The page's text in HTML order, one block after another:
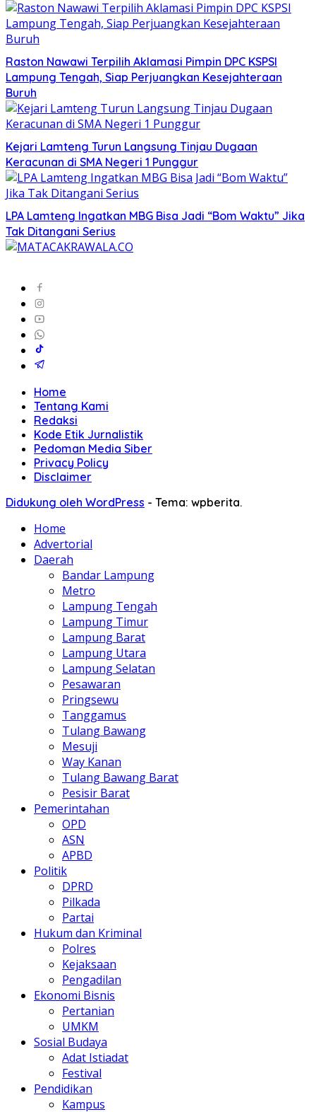
Raston Nawawi Terpilih Aklamasi Pimpin DPC KSPSI
Lampung Tengah, Siap Perjuangkan Kesejahteraan
Buruh
Kejari Lamteng Turun Langsung Tinjau Dugaan
Keracunan di SMA Negeri 1 Punggur
LPA Lamteng Ingatkan MBG Bisa Jadi “Bom Waktu” Jika
Tak Ditangani Serius
Home
Tentang Kami
Redaksi
Kode Etik Jurnalistik
Pedoman Media Siber
Privacy Policy
Disclaimer
Didukung oleh WordPress - Tema: wpberita.
Home
Advertorial
Daerah
Bandar Lampung
Metro
Lampung Tengah
Lampung Timur
Lampung Barat
Lampung Utara
Lampung Selatan
Pesawaran
Pringsewu
Tanggamus
Tulang Bawang
Mesuji
Way Kanan
Tulang Bawang Barat
Pesisir Barat
Pemerintahan
OPD
ASN
APBD
Politik
DPRD
Pilkada
Partai
Hukum dan Kriminal
Polres
Kejaksaan
Pengadilan
Ekonomi Bisnis
Pertanian
UMKM
Sosial Budaya
Adat Istiadat
Festival
Pendidikan
Kampus